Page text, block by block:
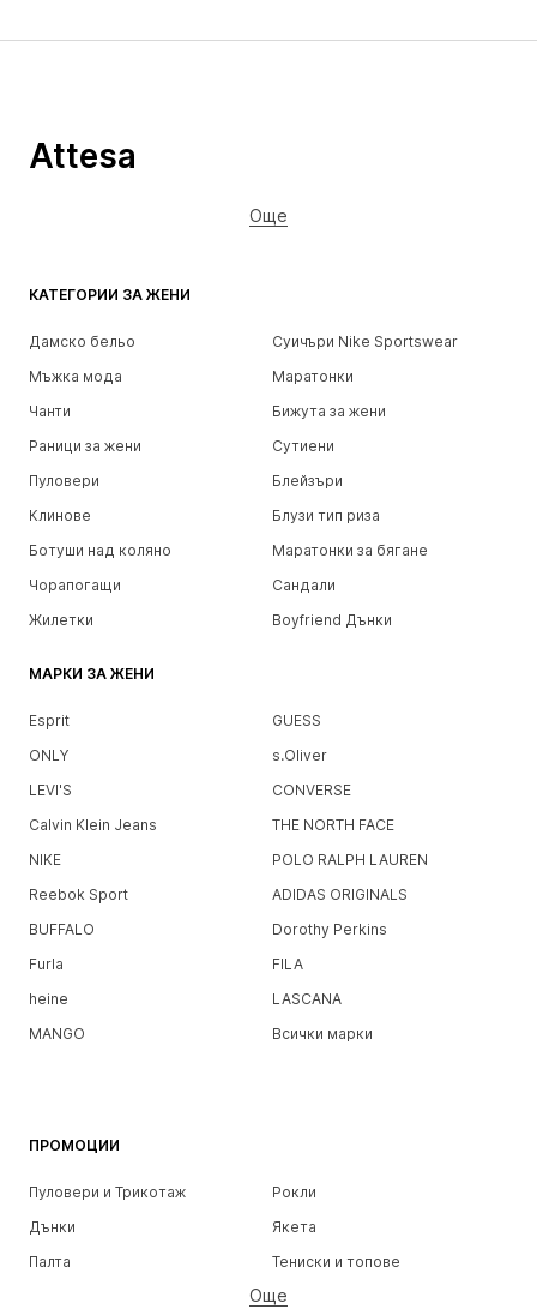
КАТЕГОРИИ ЗА ЖЕНИ
Дамско бельо
Суичъри Nike Sportswear
Мъжка мода
Маратонки
Чанти
Бижута за жени
Раници за жени
Сутиени
Пуловери
Блейзъри
Клинове
Блузи тип риза
Ботуши над коляно
Маратонки за бягане
Чорапогащи
Сандали
Жилетки
Boyfriend Дънки
МАРКИ ЗА ЖЕНИ
Esprit
GUESS
ONLY
s.Oliver
LEVI'S
CONVERSE
Calvin Klein Jeans
THE NORTH FACE
NIKE
POLO RALPH LAUREN
Reebok Sport
ADIDAS ORIGINALS
BUFFALO
Dorothy Perkins
Furla
FILA
heine
LASCANA
MANGO
Всички марки
ПРОМОЦИИ
Пуловери и Трикотаж
Рокли
Дънки
Якета
Палта
Тениски и топове
Бельо
Още
Attesa
Още